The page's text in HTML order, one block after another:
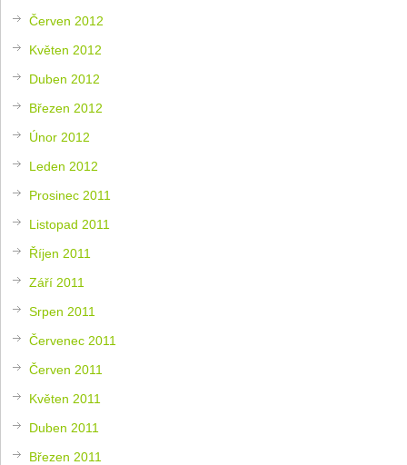
Červen 2012
Květen 2012
Duben 2012
Březen 2012
Únor 2012
Leden 2012
Prosinec 2011
Listopad 2011
Říjen 2011
Září 2011
Srpen 2011
Červenec 2011
Červen 2011
Květen 2011
Duben 2011
Březen 2011